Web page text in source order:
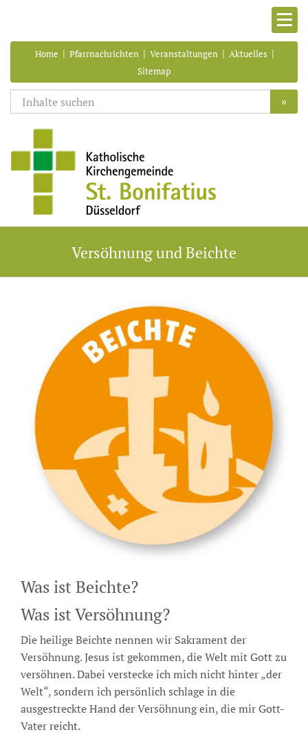
Home | Pfarrnachrichten | Veranstaltungen | Aktuelles |
Sitemap
»
Versöhnung und Beichte
Was ist Beichte?
Was ist Versöhnung?
Die heilige Beichte nennen wir Sakrament der
Versöhnung. Jesus ist gekommen, die Welt mit Gott zu
versöhnen. Dabei verstecke ich mich nicht hinter „der
Welt“, sondern ich persönlich schlage in die
ausgestreckte Hand der Versöhnung ein, die mir Gott-
Vater reicht.